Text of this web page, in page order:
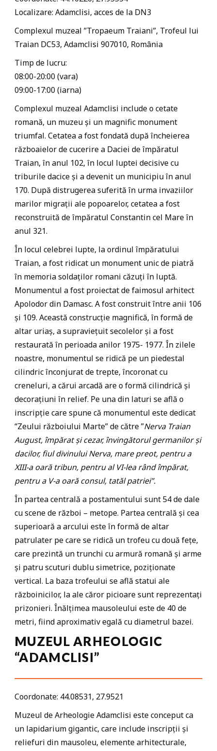
Localizare: Adamclisi, acces de la DN3
Complexul muzeal ”Tropaeum Traiani”, Trofeul lui
Traian DC53, Adamclisi 907010, România
Timp de lucru:
08:00-20:00 (vara)
09:00-17:00 (iarna)
Complexul muzeal Adamclisi include o cetate
romană, un muzeu și un magnific monument
triumfal. Cetatea a fost fondată după încheierea
războaielor de cucerire a Daciei de împăratul
Traian, în anul 102, în locul luptei decisive cu
triburile dacice și a devenit un municipiu în anul
170. După distrugerea suferită în urma invaziilor
marilor migrații ale popoarelor, cetatea a fost
reconstruită de împăratul Constantin cel Mare în
anul 321.
În locul celebrei lupte, la ordinul împăratului
Traian, a fost ridicat un monument unic de piatră
în memoria soldaților romani căzuți în luptă.
Monumentul a fost proiectat de faimosul arhitect
Apolodor din Damasc. A fost construit între anii 106
și 109. Această construcție magnifică, în formă de
altar uriaș, a supraviețuit secolelor și a fost
restaurată în perioada anilor 1975- 1977. În zilele
noastre, monumentul se ridică pe un piedestal
cilindric înconjurat de trepte, încoronat cu
creneluri, a cărui arcadă are o formă cilindrică și
decorațiuni în relief. Pe una din laturi se află o
inscripție care spune că monumentul este dedicat
“Zeului războiului Marte” de către ”Nerva Traian
August, împărat și cezar, învingătorul germanilor și
dacilor, fiul divinului Nerva, mare preot, pentru a
XIII-a oară tribun, pentru al VI-lea rând împărat,
pentru a V-a oară consul, tatăl patriei”.
În partea centrală a postamentului sunt 54 de dale
cu scene de război – metope. Partea centrală și cea
superioară a arcului este în formă de altar
patrulater pe care se ridică un trofeu cu două fețe,
care prezintă un trunchi cu armură romană și arme
și patru scuturi dublu simetrice, poziționate
vertical. La baza trofeului se află statui ale
războinicilor, la ale căror picioare sunt reprezentați
prizonieri. Înălțimea mausoleului este de 40 de
metri, fiind aproximativ egală cu diametrul bazei.
MUZEUL ARHEOLOGIC
“ADAMCLISI”
Coordonate: 44.08531, 27.9521
Muzeul de Arheologie Adamclisi este conceput ca
un lapidarium gigantic, care include inscripții și
reliefuri din mausoleu, elemente arhitecturale,